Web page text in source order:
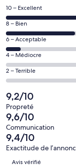
une
nouvelle
fenêtre
Note
de 10
–
Excellent,
d’après
28 avis
sur 46.
10 – Excellent
Note
de 8
–
Bien,
d’après
15 avis
8 – Bien
Note
de 6
–
Acceptable,
d’après
3 avis
sur 46.
6 – Acceptable
Note
de 4
–
d’après
0 avis
sur 46.
4 – Médiocre
Note
de 2
–
Terrible,
d’après
0 avis
sur 46.
2 – Terrible
9,2/10
Propreté
9,6/10
Communication
9,4/10
Exactitude de
Avis
Avis vérifié